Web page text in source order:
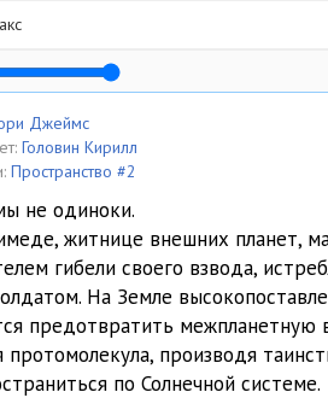
Джеймс
Головин Кирилл
Пространство #2
не одиноки.
житнице внешних планет,
гибели своего взвода,
На Земле
предотвратить межпланетную
протомолекула, производя
по Солнечной системе.